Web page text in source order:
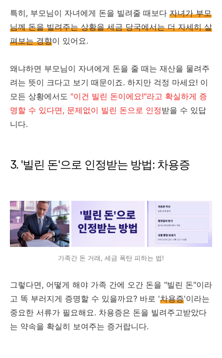
특히, 부모님이 자녀에게 돈을 빌려줄 때보다 자녀가 부모
님께 돈을 빌려주는 상황을 세금 당국에서는 더 자세히 살
펴보는 경향이 있어요.
왜냐하면 부모님이 자녀에게 돈을 줄 때는 재산을 물려주
려는 뜻이 크다고 보기 때문이죠. 하지만 걱정 마세요! 이
모든 상황에서도 "이건 빌린 돈이에요!"라고 확실하게 증
명할 수 있다면, 문제없이 빌린 돈으로 인정받을 수 있답
니다.
3. '빌린 돈'으로 인정받는 방법: 차용증
가족간 돈 거래, 세금 폭탄 피하는 법!
그렇다면, 어떻게 해야 가족 간에 오간 돈을 "빌린 돈"이라
고 똑 부러지게 증명할 수 있을까요? 바로 '차용증'이라는
중요한 서류가 필요해요. 차용증은 돈을 빌려주고받았다
는 약속을 확실히 보여주는 증거랍니다.